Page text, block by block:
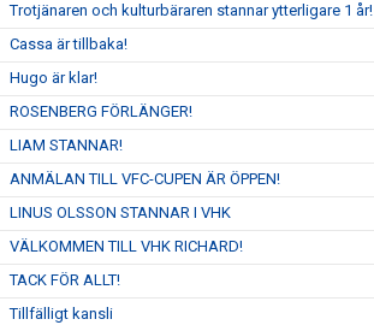
Trotjänaren och kulturbäraren stannar ytterligare 1 år!
Cassa är tillbaka!
Hugo är klar!
ROSENBERG FÖRLÄNGER!
LIAM STANNAR!
ANMÄLAN TILL VFC-CUPEN ÄR ÖPPEN!
LINUS OLSSON STANNAR I VHK
VÄLKOMMEN TILL VHK RICHARD!
TACK FÖR ALLT!
Tillfälligt kansli